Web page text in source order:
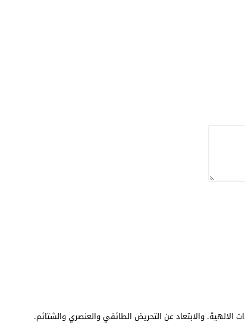
الالهية. والابتعاد عن التحريض الطائفي والعنصري والشتائم.